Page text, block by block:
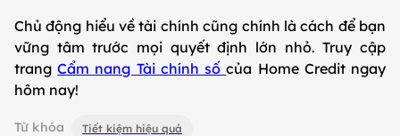
Chủ động hiểu về tài chính cũng chính là cách để bạn
vững tâm trước mọi quyết định lớn nhỏ. Truy cập
trangCẩm nang Tài chính sốcủa Home Credit ngay
hôm nay!
Từ khóa Tiết kiệm hiệu quả